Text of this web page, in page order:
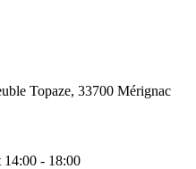
Topaze, 33700 Mérignac
14:00 - 18:00